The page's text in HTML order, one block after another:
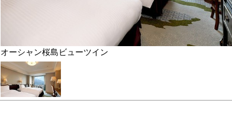
オーシャン桜島ビューツイン